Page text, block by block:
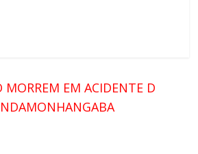
MORREM EM ACIDENTE D